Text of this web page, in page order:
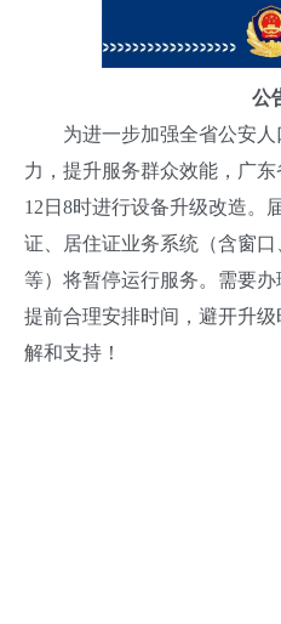
公
为进一步加强全省公安人
力，提升服务群众效能，广
12日8时进行设备升级改造。
证、居住证业务系统（含窗
等）将暂停运行服务。需要
提前合理安排时间，避开升
解和支持！